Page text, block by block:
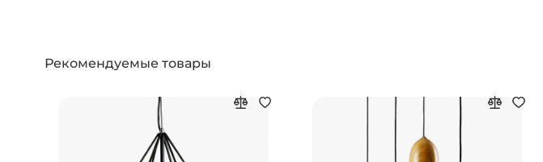
Рекомендуемые товары